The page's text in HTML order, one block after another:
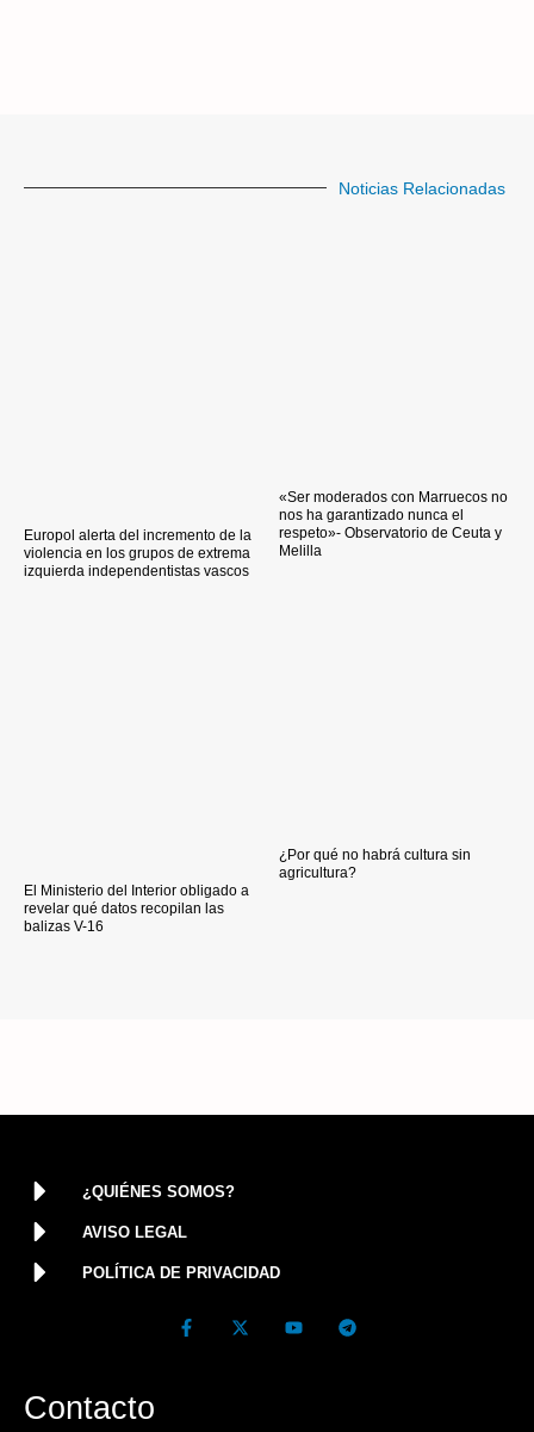
Noticias Relacionadas
Europol alerta del incremento de la
violencia en los grupos de extrema
izquierda independentistas vascos
«Ser moderados con Marruecos no
nos ha garantizado nunca el
respeto»- Observatorio de Ceuta y
Melilla
El Ministerio del Interior obligado a
revelar qué datos recopilan las
balizas V-16
¿Por qué no habrá cultura sin
agricultura?
¿QUIÉNES SOMOS?
AVISO LEGAL
POLÍTICA DE PRIVACIDAD
Contacto